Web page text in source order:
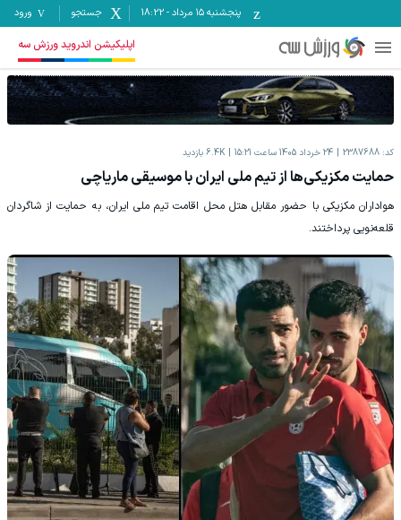
پنجشنبه ۱۵ مرداد -
18:22 جستجو ورود
اپلیکیشن اندروید ورزش سه
کد: 2387688 24 خرداد 1405 ساعت 15:21 6.4K بازدید
حمایت مکزیکی‌ها از تیم ملی ایران با موسیقی ماریاچی
هواداران مکزیکی با حضور مقابل هتل محل اقامت تیم ملی ایران، به حمایت از شاگردان
قلعه‌نویی پرداختند.